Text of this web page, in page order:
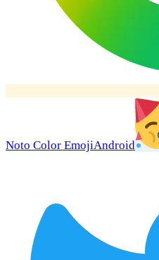
Noto Color EmojiAndroid